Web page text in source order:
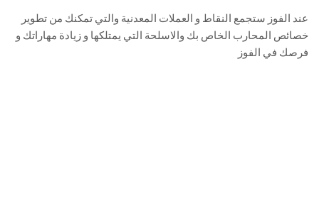
عند الفوز ستجمع النقاط و العملات المعدنية والتي تمكنك من تطوير
خصائص المحارب الخاص بك والاسلحة التي يمتلكها و زيادة مهاراتك و
فرصك في الفوز